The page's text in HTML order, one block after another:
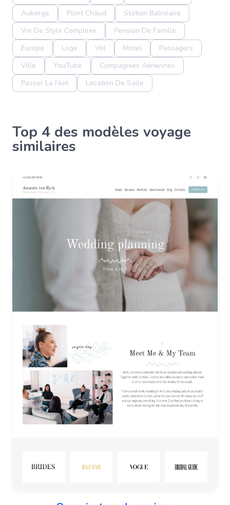
Auberge
Point Chaud
Station Balnéaire
Vie De Style Complexe
Pension De Famille
Europe
Loge Vol Motel
Passagers
Ville
YouTube
Compagnies Aériennes
Passer La Nuit
Location De Salle
Top 4 des modèles voyage
similaires